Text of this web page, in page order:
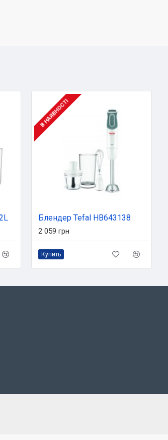
В НАЯВНОСТІ
Блендер Tefal HB643138
2 059 грн
Купить